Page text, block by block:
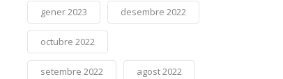
gener 2023 desembre 2022
octubre 2022
setembre 2022 agost 2022